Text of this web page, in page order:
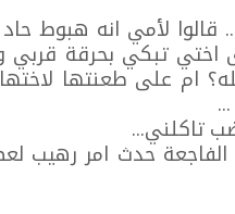
قالوا لأمي انه هبوط
اختي تبكي بحرقة قربي
ام على طعنتها لاختها
تاكلني...
حدث امر رهيب